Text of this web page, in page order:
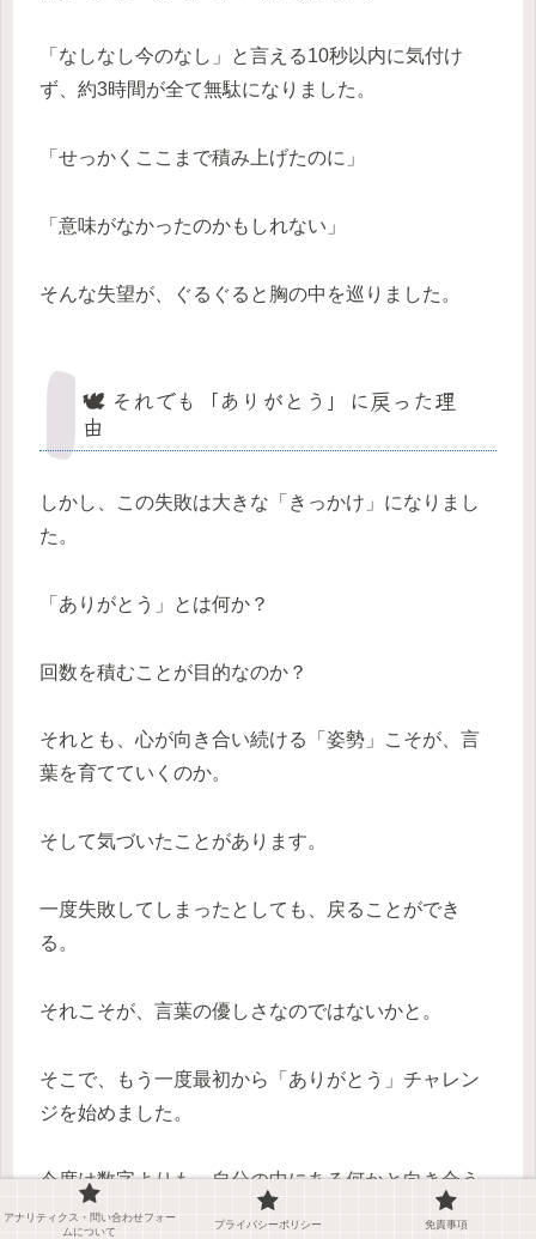
「なしなし今のなし」と言える10秒以内に気付け
ず、約3時間が全て無駄になりました。
「せっかくここまで積み上げたのに」
「意味がなかったのかもしれない」
そんな失望が、ぐるぐると胸の中を巡りました。
🕊 それでも「ありがとう」に戻った理
由
しかし、この失敗は大きな「きっかけ」になりまし
た。
「ありがとう」とは何か？
回数を積むことが目的なのか？
それとも、心が向き合い続ける「姿勢」こそが、言
葉を育てていくのか。
そして気づいたことがあります。
一度失敗してしまったとしても、戻ることができ
る。
それこそが、言葉の優しさなのではないかと。
そこで、もう一度最初から「ありがとう」チャレン
ジを始めました。
今度は数字よりも、自分の中にある何かと向き合う
ような気持ちで・・・
アナリティクス・問い合わせフォー
ムについて
プライバシーポリシー 免責事項